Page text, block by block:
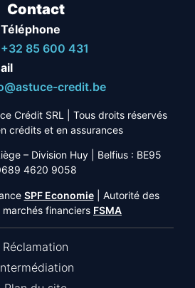
Contact
Téléphone
+32 85 600 431
credit.be
Crédit SRL
| Tous droits réservés
crédits et en assurances
– Division Huy | Belfius : BE95
4620 9058
SPF Economie| Autorité des
financiers FSMA
Réclamation